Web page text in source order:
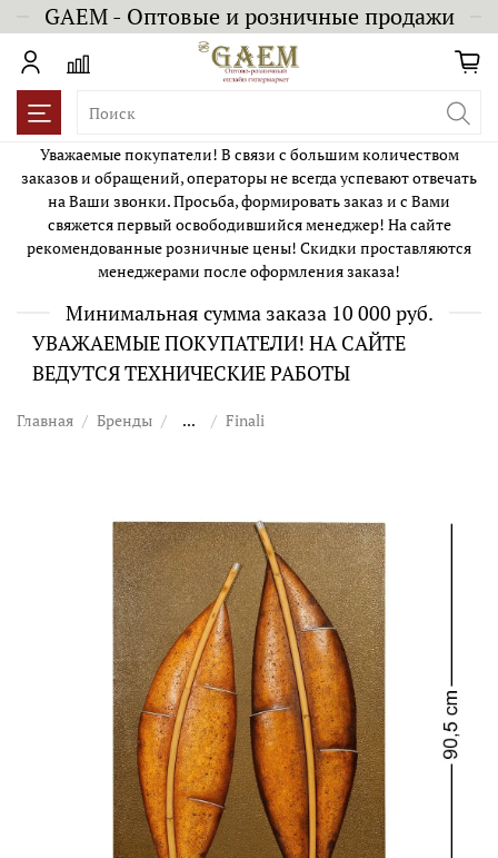
GAEM - Оптовые и розничные продажи
Уважаемые покупатели! В связи с большим количеством
заказов и обращений, операторы не всегда успевают отвечать
на Ваши звонки. Просьба, формировать заказ и с Вами
свяжется первый освободившийся менеджер! На сайте
рекомендованные розничные цены! Скидки проставляются
менеджерами после оформления заказа!
Минимальная сумма заказа 10 000 руб.
УВАЖАЕМЫЕ ПОКУПАТЕЛИ! НА САЙТЕ
ВЕДУТСЯ ТЕХНИЧЕСКИЕ РАБОТЫ
Главная Бренды ... Finali